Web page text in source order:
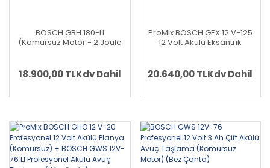
BOSCH GBH 180-LI
(Kömürsüz Motor - 2 Joule
Volt Akülü Darbeli Delme
Vidalama (Metal Mandren)
Set
18.900,00 TLKdv Dahil
ProMix BOSCH GEX 12 V-125
12 Volt Akülü Eksantrik
Profesyonel Akülü Avuç
Taşlama (Kömürsüz)
20.640,00 TLKdv Dahil